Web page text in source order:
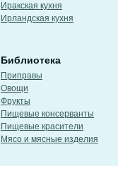
Иракская кухня
Ирландская кухня
Библиотека
Приправы
Овощи
Фрукты
Пищевые консерванты
Пищевые красители
Мясо и мясные изделия